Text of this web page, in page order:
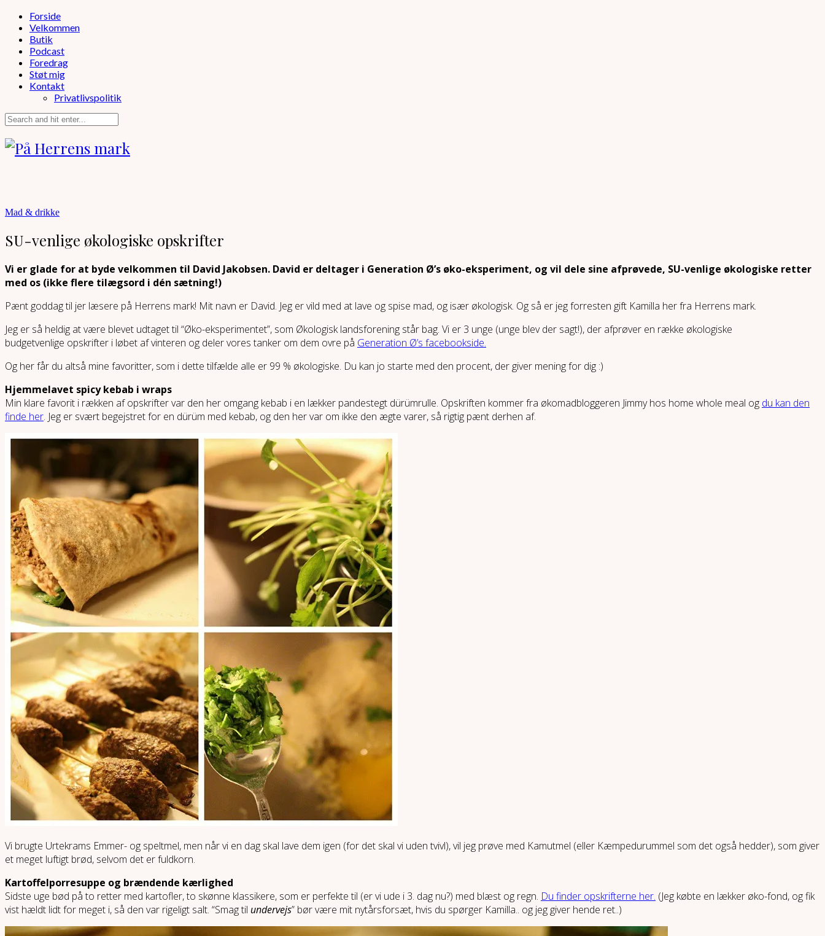
Forside
Velkommen
Butik
Podcast
Foredrag
Støt mig
Kontakt
Privatlivspolitik
Mad & drikke
SU-venlige økologiske opskrifter
Vi er glade for at byde velkommen til David Jakobsen. David er deltager i Generation Ø’s øko-eksperiment, og vil dele sine afprøvede, SU-venlige økologiske retter
med os (ikke flere tilægsord i dén sætning!)
Pænt goddag til jer læsere på Herrens mark! Mit navn er David. Jeg er vild med at lave og spise mad, og især økologisk. Og så er jeg forresten gift Kamilla her fra Herrens mark.
Jeg er så heldig at være blevet udtaget til “Øko-eksperimentet”, som Økologisk landsforening står bag. Vi er 3 unge (unge blev der sagt!), der afprøver en række økologiske
budgetvenlige opskrifter i løbet af vinteren og deler vores tanker om dem ovre på Generation Ø’s facebookside.
Og her får du altså mine favoritter, som i dette tilfælde alle er 99 % økologiske. Du kan jo starte med den procent, der giver mening for dig :)
Hjemmelavet spicy kebab i wraps
Min klare favorit i rækken af opskrifter var den her omgang kebab i en lækker pandestegt dürümrulle. Opskriften kommer fra økomadbloggeren Jimmy hos home whole meal og du kan den
finde her. Jeg er svært begejstret for en dürüm med kebab, og den her var om ikke den ægte varer, så rigtig pænt derhen af.
Vi brugte Urtekrams Emmer- og speltmel, men når vi en dag skal lave dem igen (for det skal vi uden tvivl), vil jeg prøve med Kamutmel (eller Kæmpedurummel som det også hedder), som giver
et meget luftigt brød, selvom det er fuldkorn.
Kartoffelporresuppe og brændende kærlighed
Sidste uge bød på to retter med kartofler, to skønne klassikere, som er perfekte til (er vi ude i 3. dag nu?) med blæst og regn. Du finder opskrifterne her. (Jeg købte en lækker øko-fond, og fik
vist hældt lidt for meget i, så den var rigeligt salt. “Smag til undervejs” bør være mit nytårsforsæt, hvis du spørger Kamilla.. og jeg giver hende ret..)